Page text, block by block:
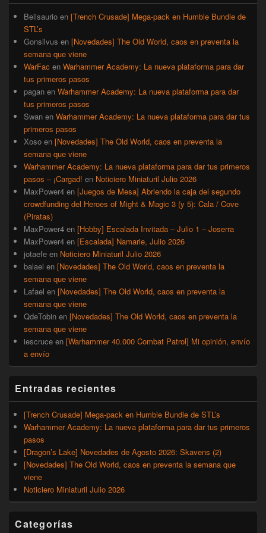
primaria
Belisaurio en [Trench Crusade] Mega-pack en Humble Bundle de
STL’s
Gonsilvus en [Novedades] The Old World, caos en preventa la
semana que viene
WarFac en Warhammer Academy: La nueva plataforma para dar
tus primeros pasos
pagan en Warhammer Academy: La nueva plataforma para dar
tus primeros pasos
Swan en Warhammer Academy: La nueva plataforma para dar tus
primeros pasos
Xoso en [Novedades] The Old World, caos en preventa la
semana que viene
Warhammer Academy: La nueva plataforma para dar tus primeros
pasos – ¡Cargad! en Noticiero Miniaturil Julio 2026
MaxPower4 en [Juegos de Mesa] Abriendo la caja del segundo
crowdfunding del Heroes of Might & Magic 3 (y 5): Cala / Cove
(Piratas)
MaxPower4 en [Hobby] Escalada Invitada – Julio 1 – Joserra
MaxPower4 en [Escalada] Namarie, Julio 2026
jotaefe en Noticiero Miniaturil Julio 2026
balael en [Novedades] The Old World, caos en preventa la
semana que viene
Lafael en [Novedades] The Old World, caos en preventa la
semana que viene
QdeTobin en [Novedades] The Old World, caos en preventa la
semana que viene
iescruce en [Warhammer 40.000 Combat Patrol] Mi opinión, envío
a envío
Entradas recientes
[Trench Crusade] Mega-pack en Humble Bundle de STL’s
Warhammer Academy: La nueva plataforma para dar tus primeros
pasos
[Dragon’s Lake] Novedades de Agosto 2026: Skavens (2)
[Novedades] The Old World, caos en preventa la semana que
viene
Noticiero Miniaturil Julio 2026
Categorías